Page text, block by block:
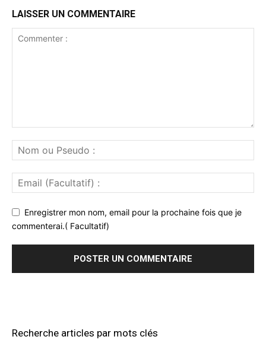
LAISSER UN COMMENTAIRE
Enregistrer mon nom, email pour la prochaine fois que je
commenterai.( Facultatif)
Recherche articles par mots clés